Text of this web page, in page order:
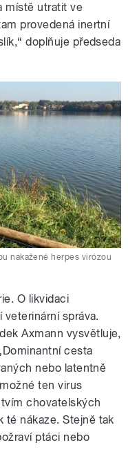
místě utratit ve
provedená inertní
doplňuje předseda
nakažené herpes virózou
O likvidaci
správa.
Axmann vysvětluje,
cesta
nebo latentně
ten virus
chovatelských
té nákaze. Stejně tak
ptáci nebo